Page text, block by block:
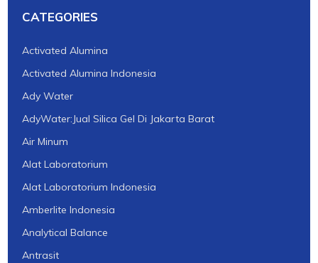
CATEGORIES
Activated Alumina
Activated Alumina Indonesia
Ady Water
AdyWater:Jual Silica Gel Di Jakarta Barat
Air Minum
Alat Laboratorium
Alat Laboratorium Indonesia
Amberlite Indonesia
Analytical Balance
Antrasit